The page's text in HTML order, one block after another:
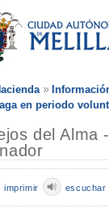
en periodo
del Alma
escuchar
imprimir